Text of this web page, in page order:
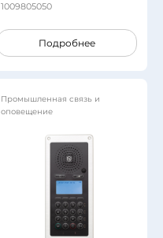
1009805050
Подробнее
Промышленная связь и
оповещение